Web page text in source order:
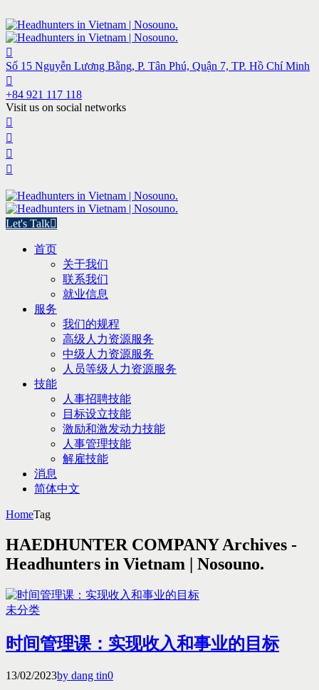
Số 15 Nguyễn Lương Bằng, P. Tân Phú, Quận 7, TP. Hồ Chí Minh
+84 921 117 118
Visit us on social networks
Let's Talk
首页
关于我们
联系我们
就业信息
服务
我们的规程
高级人力资源服务
中级人力资源服务
人员等级人力资源服务
技能
人事招聘技能
目标设立技能
激励和激发动力技能
人事管理技能
解雇技能
消息
简体中文
HomeTag
HAEDHUNTER COMPANY Archives -
Headhunters in Vietnam | Nosouno.
未分类
时间管理课：实现收入和事业的目标
13/02/2023by dang tin0